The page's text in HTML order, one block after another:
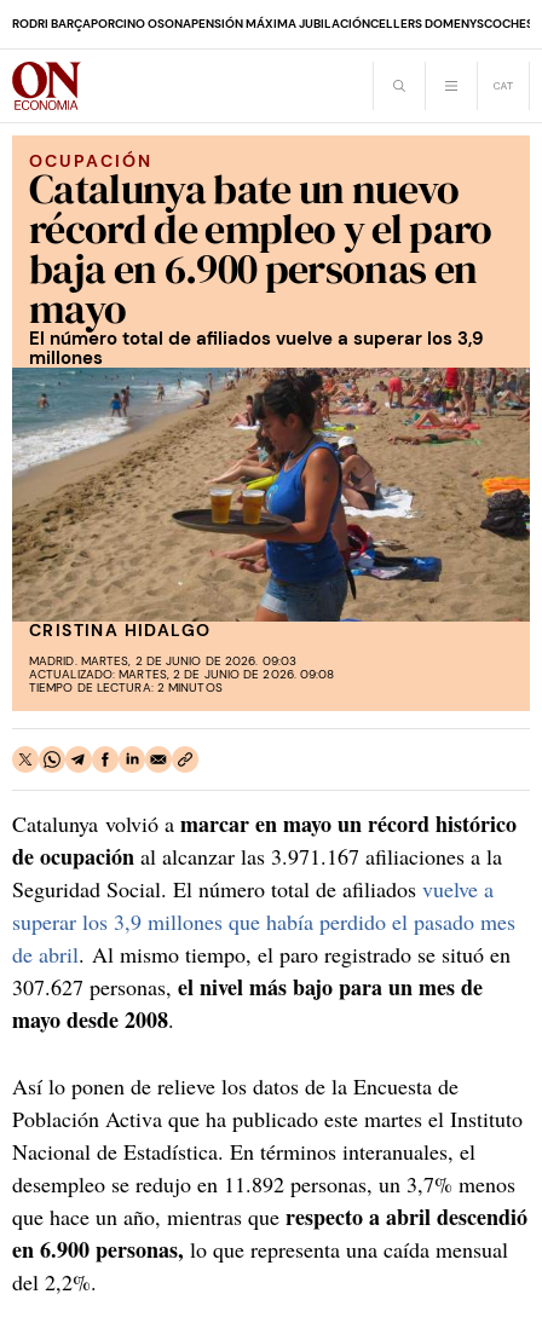
RODRI BARÇAPORCINO OSONAPENSIÓN MÁXIMA JUBILACIÓNCELLERS DOMENYSCOCHES
OCUPACIÓN
Catalunya bate un nuevo
récord de empleo y el paro
baja en 6.900 personas en
mayo
El número total de afiliados vuelve a superar los 3,9
millones
CRISTINA HIDALGO
MADRID. MARTES, 2 DE JUNIO DE 2026. 09:03
ACTUALIZADO: MARTES, 2 DE JUNIO DE 2026. 09:08
TIEMPO DE LECTURA: 2 MINUTOS
Catalunya volvió a marcar en mayo un récord histórico
de ocupación al alcanzar las 3.971.167 afiliaciones a la
Seguridad Social. El número total de afiliados vuelve a
superar los 3,9 millones que había perdido el pasado mes
de abril. Al mismo tiempo, el paro registrado se situó en
307.627 personas, el nivel más bajo para un mes de
mayo desde 2008.
Así lo ponen de relieve los datos de la Encuesta de
Población Activa que ha publicado este martes el Instituto
Nacional de Estadística. En términos interanuales, el
desempleo se redujo en 11.892 personas, un 3,7% menos
que hace un año, mientras que respecto a abril descendió
en 6.900 personas, lo que representa una caída mensual
del 2,2%.